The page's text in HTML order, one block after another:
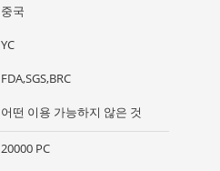
중국
YC
FDA,SGS,BRC
어떤 이용 가능하지 않은 것
20000 PC